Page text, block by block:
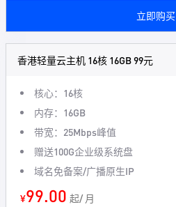
立即购买
香港轻量云主机 16核 16GB 99元
核心：16核
内存：16GB
带宽：25Mbps峰值
赠送100G企业级系统盘
域名免备案/广播原生IP
¥99.00 起/ 月